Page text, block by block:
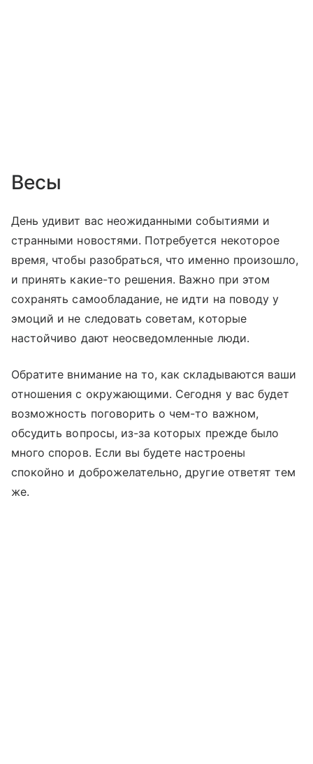
Весы
День удивит вас неожиданными событиями и
странными новостями. Потребуется некоторое
время, чтобы разобраться, что именно произошло,
и принять какие-то решения. Важно при этом
сохранять самообладание, не идти на поводу у
эмоций и не следовать советам, которые
настойчиво дают неосведомленные люди.
Обратите внимание на то, как складываются ваши
отношения с окружающими. Сегодня у вас будет
возможность поговорить о чем-то важном,
обсудить вопросы, из-за которых прежде было
много споров. Если вы будете настроены
спокойно и доброжелательно, другие ответят тем
же.